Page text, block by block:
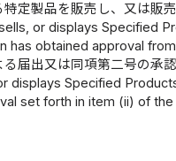
定製品を販売し、又は販
or displays Specified
has obtained approval
届出又は同項第二号の承
displays Specified
set forth in item (ii) of